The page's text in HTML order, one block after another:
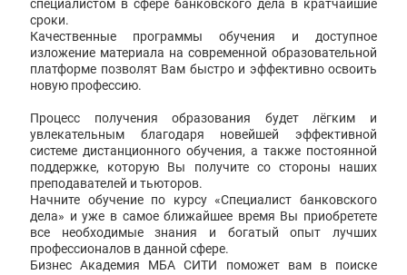
специалистом в сфере банковского дела в кратчайшие
сроки.
Качественные программы обучения и доступное
изложение материала на современной образовательной
платформе позволят Вам быстро и эффективно освоить
новую профессию.
Процесс получения образования будет лёгким и
увлекательным благодаря новейшей эффективной
системе дистанционного обучения, а также постоянной
поддержке, которую Вы получите со стороны наших
преподавателей и тьюторов.
Начните обучение по курсу «Специалист банковского
дела» и уже в самое ближайшее время Вы приобретете
все необходимые знания и богатый опыт лучших
профессионалов в данной сфере.
Бизнес Академия МБА СИТИ поможет вам в поиске